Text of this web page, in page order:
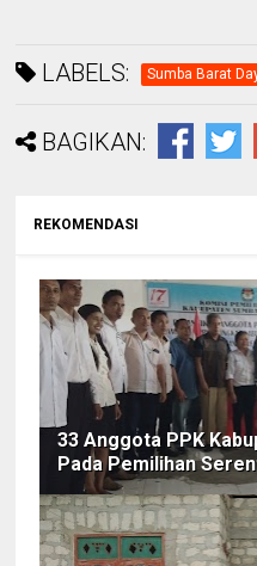
LABELS: Sumba Barat
BAGIKAN:
REKOMENDASI
33 Anggota PPK
Pada Pemilihan